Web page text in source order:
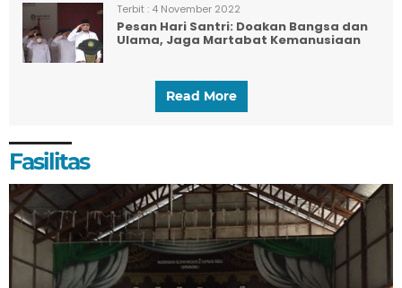
Terbit : 4 November 2022
Pesan Hari Santri: Doakan Bangsa dan
Ulama, Jaga Martabat Kemanusiaan
Read More
Fasilitas